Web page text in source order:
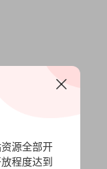
源全部开
程度达到